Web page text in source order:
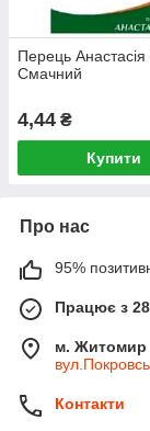
Перець Анастасія
Смачний
4,44 ₴
Купити
Про нас
95%
Працює з
м. Житомир
Контакти